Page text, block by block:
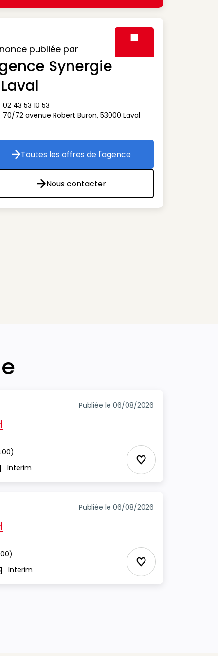
publiée par
Synergie
téléphone
02 43 53 10 53
adresse
70/72 avenue Robert Buron, 53000 Laval
Toutes les offres de l'agence
Toutes les offres de l'agence
Nous contacter
Nous contacter
Publiée le 06/08/2026
Interim Ajouter aux
Publiée le 06/08/2026
Interim Ajouter aux